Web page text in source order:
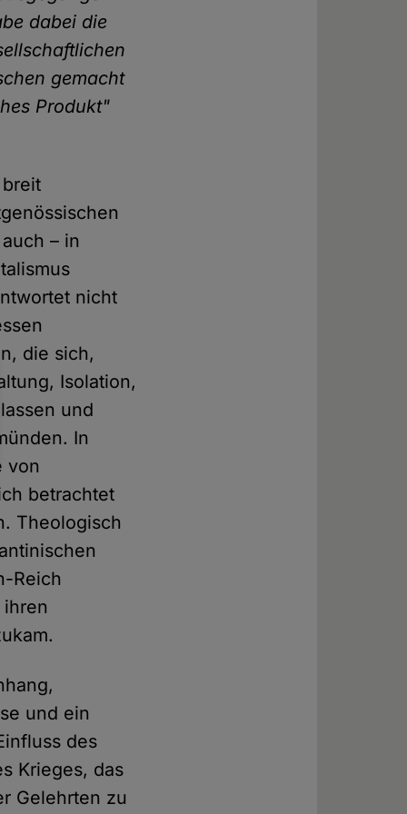
dabei die
gemacht
Produkt"
– in
nicht
die sich,
Isolation,
und
In
von
betrachtet
Theologisch
Reich
und ein
des
Krieges, das
Gelehrten zu